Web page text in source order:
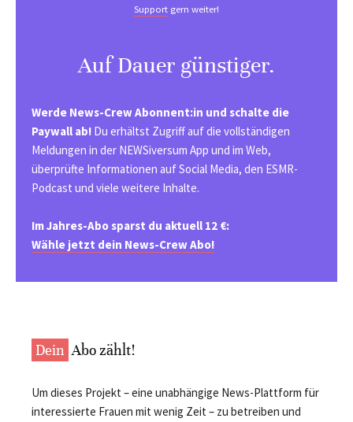
Support gern weiter!
Auf Dauer günstiger.
Werde News-Crew Abonnent:in und schalte die
Paywall ab! Du erhältst Zugriff auf die vollständigen
Meldungen in der NEWSiversum App und im Web,
überprüfte Informationen auf Social Media, den ESMR-
Podcast und viele weitere Inhalte.
Im Jahres-Abo sparst du aktuell 12 €:
Wähle jetzt dein News-Crew Abo!
Dein Abo zählt!
Um dieses Projekt – eine unabhängige News-Plattform für
interessierte Frauen mit wenig Zeit – zu betreiben und